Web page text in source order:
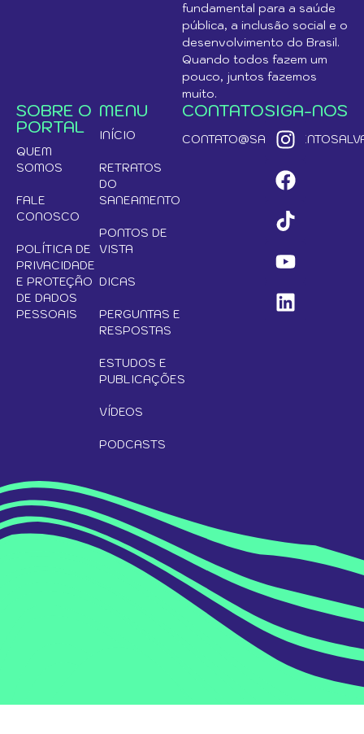
fundamental para a saúde
pública, a inclusão social e o
desenvolvimento do Brasil.
Quando todos fazem um
pouco, juntos fazemos
muito.
SOBRE O
PORTAL
QUEM
SOMOS
FALE
CONOSCO
POLÍTICA DE
PRIVACIDADE
E PROTEÇÃO
DE DADOS
PESSOAIS
MENU
INÍCIO
RETRATOS
DO
SANEAMENTO
PONTOS DE
VISTA
DICAS
PERGUNTAS E
RESPOSTAS
ESTUDOS E
PUBLICAÇÕES
VÍDEOS
PODCASTS
CONTATOSIGA-NOS